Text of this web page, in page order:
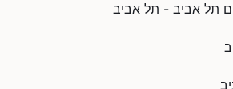
תל אביב - תל אביב